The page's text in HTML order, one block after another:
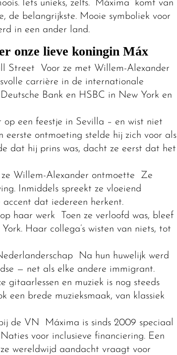
Iets unieks, zelfs. “Máxima” komt van
de belangrijkste. Mooie symboliek voor
in een ander land.
onze lieve koningin Máx
Street Voor ze met Willem-Alexander
carrière in de internationale
Bank en HSBC in New York en
een feestje in Sevilla – en wist niet
eerste ontmoeting stelde hij zich voor als
dat hij prins was, dacht ze eerst dat het
Willem-Alexander ontmoette Ze
Inmiddels spreekt ze vloeiend
dat iedereen herkent.
haar werk Toen ze verloofd was, bleef
Haar collega’s wisten van niets, tot
Na hun huwelijk werd
— net als elke andere immigrant.
en muziek is nog steeds
een brede muzieksmaak, van klassiek
de VN Máxima is sinds 2009 speciaal
voor inclusieve financiering. Een
wereldwijd aandacht vraagt voor